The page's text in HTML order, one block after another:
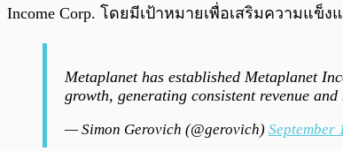
Income Corp. โดยมีเป้าหมายเพื่อเสริมความแข็
Metaplanet has established Metaplanet
growth, generating consistent revenue
— Simon Gerovich (@gerovich) September